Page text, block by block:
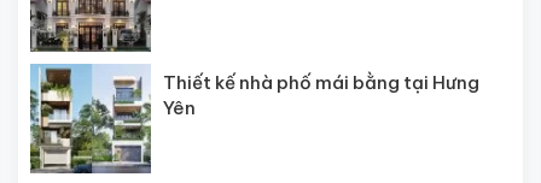
Thiết kế nhà phố mái bằng tại Hưng
Yên